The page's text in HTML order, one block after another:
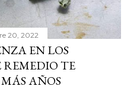
20, 2022
EN LOS
REMEDIO TE
AÑOS